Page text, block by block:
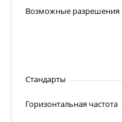
Возможные разрешения
Стандарты
Горизонтальная частота